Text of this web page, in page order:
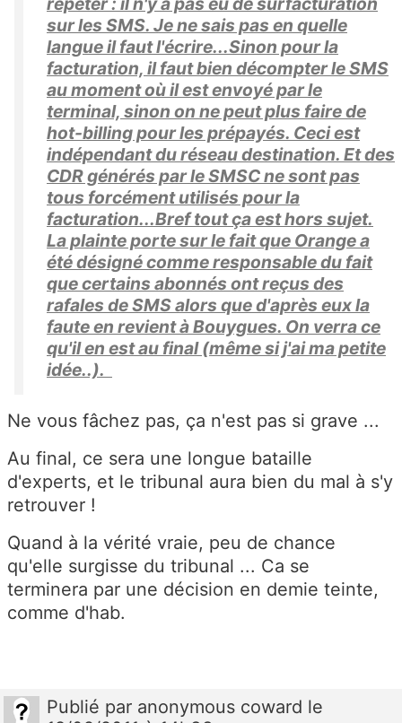
sur les SMS. Je ne sais pas en quelle
langue il faut l'écrire...Sinon pour la
facturation, il faut bien décompter le SMS
au moment où il est envoyé par le
terminal, sinon on ne peut plus faire de
hot-billing pour les prépayés. Ceci est
indépendant du réseau destination. Et des
CDR générés par le SMSC ne sont pas
tous forcément utilisés pour la
facturation...Bref tout ça est hors sujet.
La plainte porte sur le fait que Orange a
été désigné comme responsable du fait
que certains abonnés ont reçus des
rafales de SMS alors que d'après eux la
faute en revient à Bouygues. On verra ce
qu'il en est au final (même si j'ai ma petite
idée..).
Ne vous fâchez pas, ça n'est pas si grave ...
Au final, ce sera une longue bataille
d'experts, et le tribunal aura bien du mal à s'y
retrouver !
Quand à la vérité vraie, peu de chance
qu'elle surgisse du tribunal ... Ca se
terminera par une décision en demie teinte,
comme d'hab.
Publié par anonymous coward le